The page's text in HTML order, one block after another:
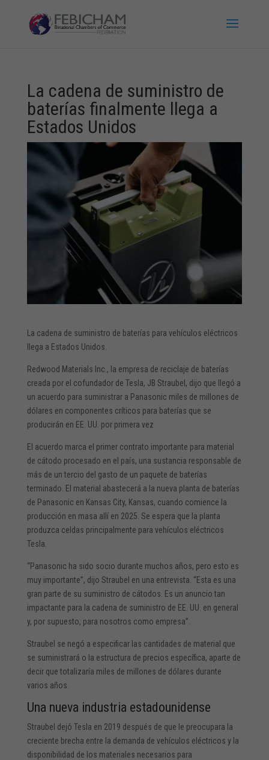
La cadena de suministro de
baterías finalmente llega a
Estados Unidos
La cadena de suministro de baterías para vehículos eléctricos
llega a Estados Unidos.
Redwood Materials Inc., la empresa de reciclaje de baterías
creada por el cofundador de Tesla, JB Straubel, dijo que llegó a
un acuerdo para suministrar a Panasonic miles de millones de
dólares en componentes críticos para baterías que se
producirán en EE. UU. por primera vez
El acuerdo marca el primer contrato importante para material
de cátodo procesado en el país, una sustancia responsable de
más de un tercio del gasto de un paquete de baterías
terminado. El material abastecerá a la nueva planta de baterías
de Panasonic en Kansas City, Kansas, cuando comience la
producción en masa allí en 2025. Se espera que la planta
produzca celdas principalmente para vehículos eléctricos
Tesla.
“Panasonic ha sido socio durante muchos años, pero esto es
muy importante”, dijo Straubel en una entrevista. “Esta es una
gran parte de su suministro de cátodos. Es un anuncio tan
impactante para la cadena de suministro de EE. UU. en general
y, por supuesto, para nosotros como empresa”.
Straubel se negó a especificar las cantidades de material que
se suministrará o la estructura de precios específica, aparte de
decir que totalizaría miles de millones de dólares durante
varios años.
Una nueva industria estadounidense
Straubel dejó Tesla en 2019 después de que le preocupara la
creciente brecha entre la demanda de vehículos eléctricos y la
disponibilidad de los materiales necesarios para